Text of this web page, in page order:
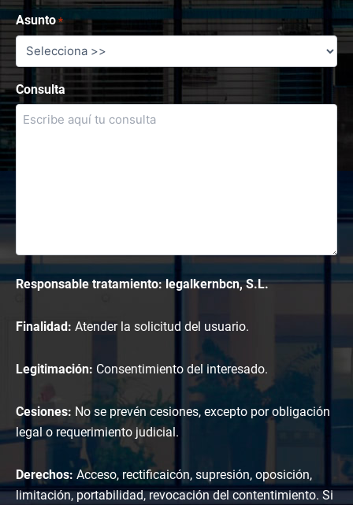
Asunto *
Consulta
Responsable tratamiento: legalkernbcn, S.L.
Finalidad: Atender la solicitud del usuario.
Legitimación: Consentimiento del interesado.
Cesiones: No se prevén cesiones, excepto por obligación
legal o requerimiento judicial.
Derechos: Acceso, rectificaicón, supresión, oposición,
limitación, portabilidad, revocación del contentimiento. Si